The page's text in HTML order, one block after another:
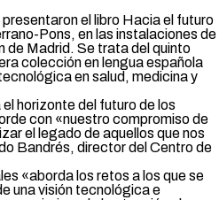
presentaron el libro Hacia el futuro
Pons, en las instalaciones de
de Madrid. Se trata del quinto
colección en lengua española
en salud, medicina y
horizonte del futuro de los
con «nuestro compromiso de
el legado de aquellos que nos
Bandrés, director del Centro de
«aborda los retos a los que se
una visión tecnológica e